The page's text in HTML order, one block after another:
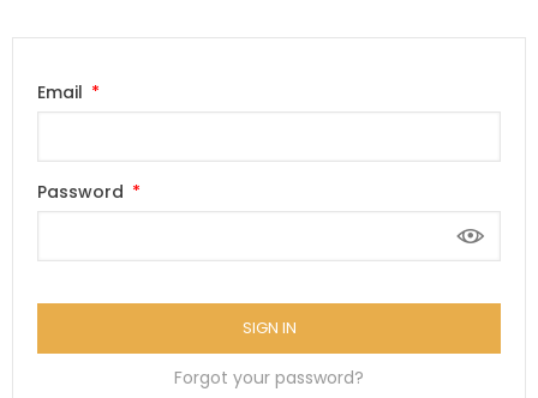
Email
Password
SIGN IN
Forgot your password?